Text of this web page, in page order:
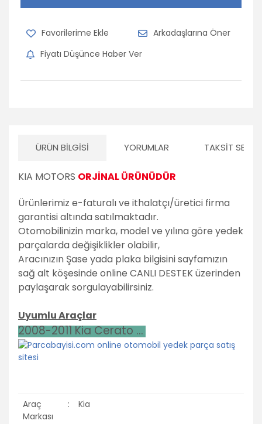
Arkadaşlarına Öner
Fiyatı Düşünce Haber Ver
ÜRÜN BILGISI YORUMLAR TAKSIT
KIA MOTORS ORJİNAL ÜRÜNÜDÜR
Ürünlerimiz e-faturalı ve ithalatçı/üretici firma
garantisi altında satılmaktadır.
Otomobilinizin marka, model ve yılına göre yedek
parçalarda değişiklikler olabilir,
Aracınızın Şase yada plaka bilgisini sayfamızın
sağ alt köşesinde online CANLI DESTEK üzerinden
paylaşarak sorgulayabilirsiniz.
Uyumlu Araçlar
2008-2011 Kia Cerato ...
Araç
Markası
: Kia